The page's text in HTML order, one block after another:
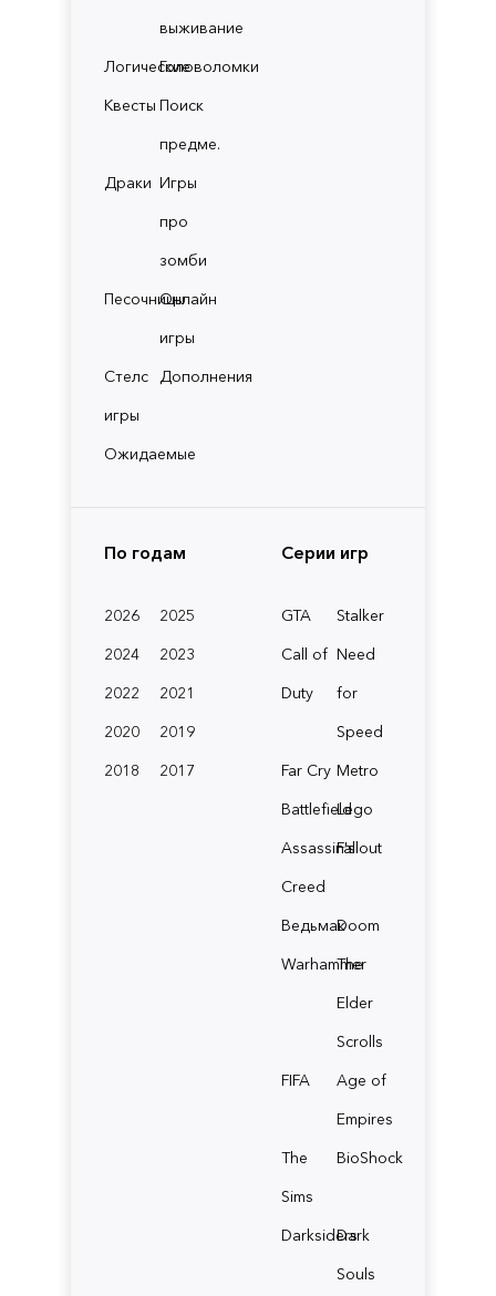
выживание
ЛогическиеГоловоломки
Квесты Поиск
предме.
Драки Игры
про
зомби
ПесочницыОнлайн
игры
Стелс
игры
Дополнения
Ожидаемые
По годам
2026
2025
2024
2023
2022
2021
2020
2019
2018
2017
Серии игр
GTA
Stalker
Call of
Duty
Need
for
Speed
Far Cry Metro
BattlefieldLego
Assassin's
Creed
Fallout
ВедьмакDoom
Warhammer
The
Elder
Scrolls
FIFA
Age of
Empires
The
Sims
BioShock
Darksiders
Dark
Souls